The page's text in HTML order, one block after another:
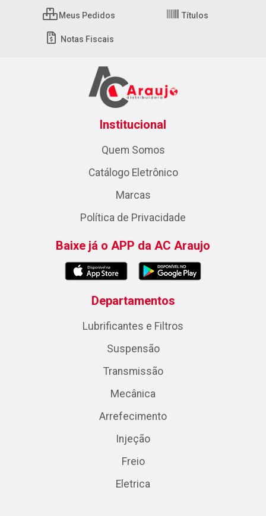
Meus Pedidos Títulos
Notas Fiscais
Institucional
Quem Somos
Catálogo Eletrônico
Marcas
Política de Privacidade
Baixe já o APP da AC Araujo
Departamentos
Lubrificantes e Filtros
Suspensão
Transmissão
Mecânica
Arrefecimento
Injeção
Freio
Eletrica